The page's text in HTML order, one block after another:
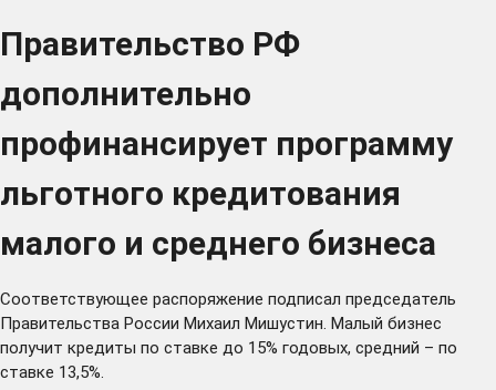
Правительство РФ
дополнительно
профинансирует программу
льготного кредитования
малого и среднего бизнеса
Соответствующее распоряжение подписал председатель
Правительства России Михаил Мишустин. Малый бизнес
получит кредиты по ставке до 15% годовых, средний – по
ставке 13,5%.